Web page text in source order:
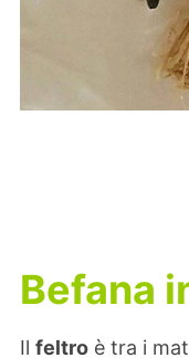
Befana
Il feltro è tra i